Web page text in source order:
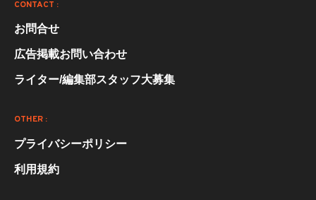
CONTACT :
お問合せ
広告掲載お問い合わせ
ライター/編集部スタッフ大募集
OTHER :
プライバシーポリシー
利用規約